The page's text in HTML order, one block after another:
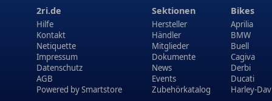
2ri.de
Hilfe
Kontakt
Netiquette
Impressum
Datenschutz
AGB
Powered bySmartstore
Sektionen
Hersteller
Händler
Mitglieder
Dokumente
News
Events
Zubehörkatalog
Bikes
Aprilia
BMW
Buell
Cagiva
Derbi
Ducati
Harley-